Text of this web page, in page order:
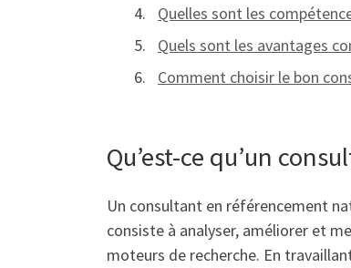
Quelles sont les
Quels sont les avantages
Comment choisir le bon
Qu’est-ce qu’un
Un consultant en référencement
consiste à analyser, améliorer et
moteurs de recherche. En